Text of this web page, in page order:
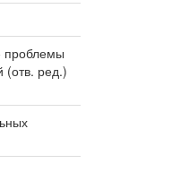
проблемы
(отв. ред.)